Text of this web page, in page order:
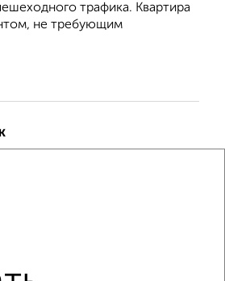
трафика. Квартира
не требующим